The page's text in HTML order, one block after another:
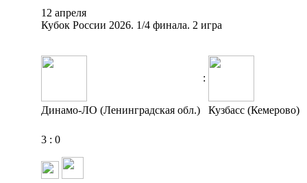
12 апреля
Кубок России 2026. 1/4 финала. 2 игра
:
Динамо-ЛО (Ленинградская обл.) Кузбасс (Кемерово)
3 : 0